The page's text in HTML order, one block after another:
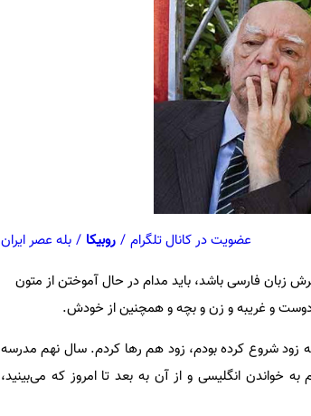
عضویت در کانال تلگرام / روبیکا / بله عصر ایران
زبان فارسی باشد، باید مدام در حال آموختن از متون
دوست و غریبه و زن و بچه و همچنین از خودش.
شروع کرده بودم، زود هم رها کردم. سال نهم مدرسه
خواندن انگلیسی و از آن به بعد تا امروز که می‌بینید،